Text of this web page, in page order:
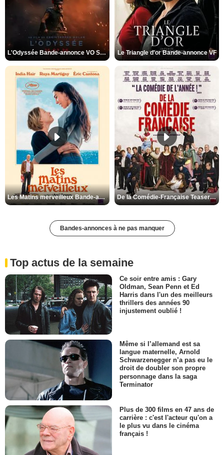
L'Odyssée Bande-annonce VO STFR Le Triangle d'or Bande-annonce VF
Les Matins merveilleux Bande-annonce VF De la Comédie-Française Teaser VF
Bandes-annonces à ne pas manquer
Top actus de la semaine
Ce soir entre amis : Gary
Oldman, Sean Penn et Ed
Harris dans l'un des meilleurs
thrillers des années 90
injustement oublié !
Même si l’allemand est sa
langue maternelle, Arnold
Schwarzenegger n’a pas eu le
droit de doubler son propre
personnage dans la saga
Terminator
Plus de 300 films en 47 ans de
carrière : c'est l'acteur qu'on a
le plus vu dans le cinéma
français !